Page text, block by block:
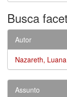
Busca
Autor
Nazareth,
Assunto